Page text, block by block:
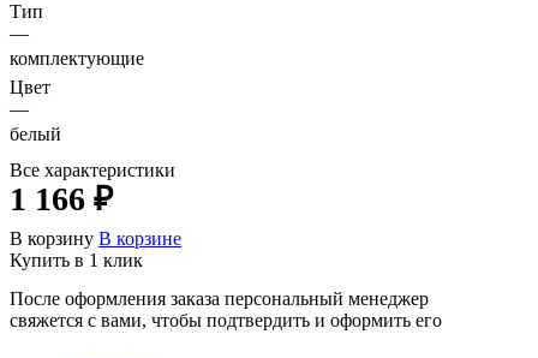
Тип
—
комплектующие
Цвет
—
белый
Все характеристики
1 166 ₽
В корзину В корзине
Купить в 1 клик
После оформления заказа персональный менеджер
свяжется с вами, чтобы подтвердить и оформить его